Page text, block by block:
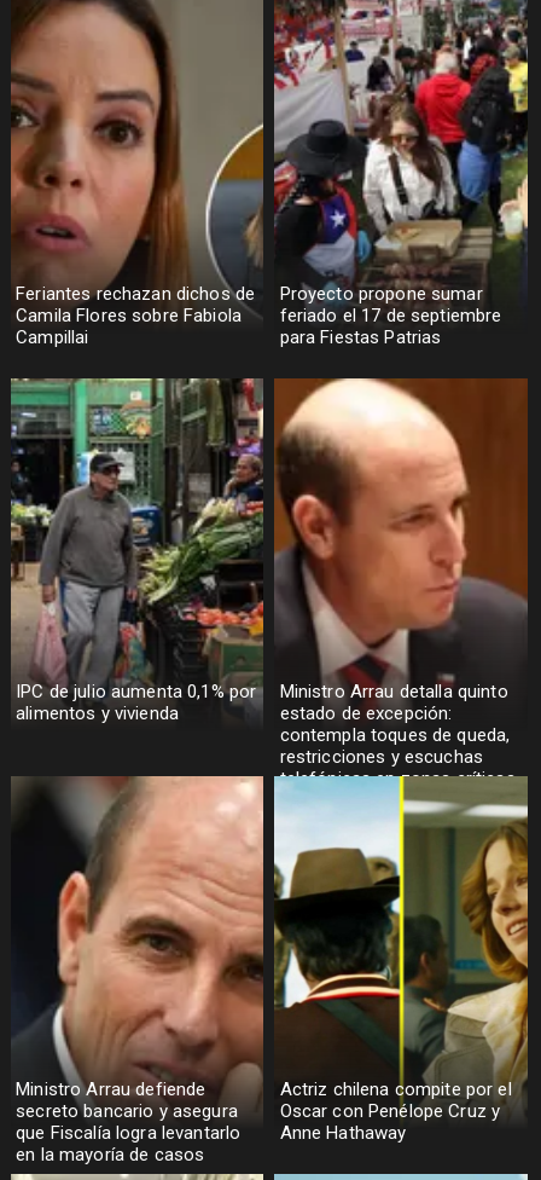
Feriantes rechazan dichos de
Camila Flores sobre Fabiola
Campillai
Proyecto propone sumar
feriado el 17 de septiembre
para Fiestas Patrias
IPC de julio aumenta 0,1% por
alimentos y vivienda
Ministro Arrau detalla quinto
estado de excepción:
contempla toques de queda,
restricciones y escuchas
telefónicas en zonas críticas
Ministro Arrau defiende
secreto bancario y asegura
que Fiscalía logra levantarlo
en la mayoría de casos
Actriz chilena compite por el
Oscar con Penélope Cruz y
Anne Hathaway